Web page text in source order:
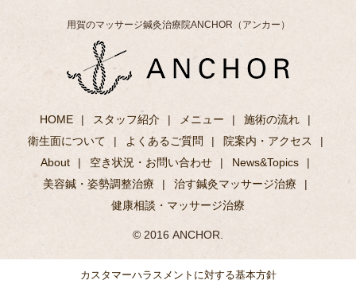
用賀のマッサージ鍼灸治療院ANCHOR（アンカー）
HOME スタッフ紹介 メニュー
施術の流れ
衛生面について
よくあるご質問
院案内・アクセス
About
空き状況・お問い合わせ
News&Topics
美容鍼・姿勢調整治療
治す鍼灸マッサージ治療
健康相談・マッサージ治療
© 2016 ANCHOR.
カスタマーハラスメントに対する基本方針